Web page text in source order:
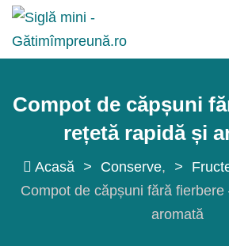
Sări
conținut
Compot de căpșuni
rețetă rapidă și
Acasă > Conserve >
Compot de căpșuni fără
aromată